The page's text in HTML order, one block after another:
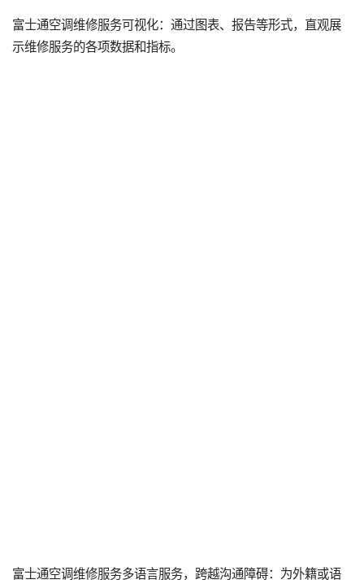
富士通空调维修服务可视化：通过图表、报告等形式，直观展
示维修服务的各项数据和指标。
富士通空调维修服务多语言服务，跨越沟通障碍：为外籍或语